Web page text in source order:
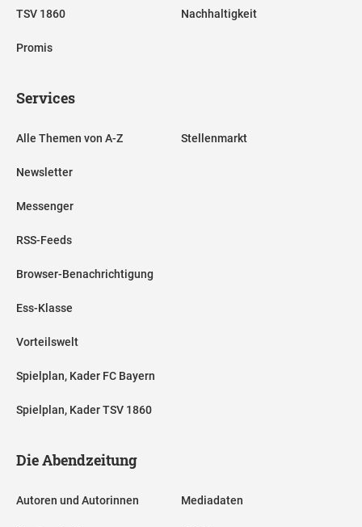
TSV 1860
Promis
Nachhaltigkeit
Services
Alle Themen von A-Z
Newsletter
Messenger
RSS-Feeds
Browser-Benachrichtigung
Ess-Klasse
Vorteilswelt
Spielplan, Kader FC Bayern
Spielplan, Kader TSV 1860
Stellenmarkt
Die Abendzeitung
Autoren und Autorinnen Mediadaten